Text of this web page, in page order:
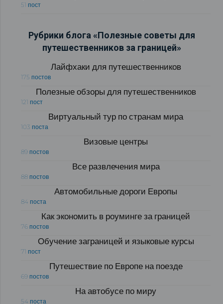
51 пост
Рубрики блога «Полезные советы для
путешественников за границей»
Лайфхаки для путешественников
175 постов
Полезные обзоры для путешественников
121 пост
Виртуальный тур по странам мира
103 поста
Визовые центры
89 постов
Все развлечения мира
88 постов
Автомобильные дороги Европы
84 поста
Как экономить в роуминге за границей
76 постов
Обучение заграницей и языковые курсы
71 пост
Путешествие по Европе на поезде
69 постов
На автобусе по миру
54 поста